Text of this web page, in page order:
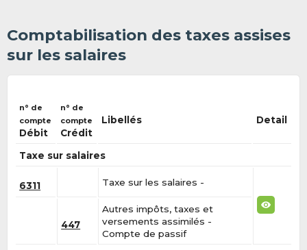
Comptabilisation des taxes assises
sur les salaires
n° de
compte
Débit
n° de
compte
Crédit
Libellés Detail
Taxe sur salaires
6311 Taxe sur les salaires -
447
Autres impôts, taxes et
versements assimilés -
Compte de passif